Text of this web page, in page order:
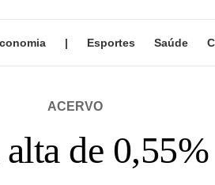
| Esportes Saúde
ACERVO
de